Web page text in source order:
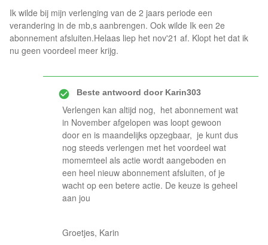
Ik wilde bij mijn verlenging van de 2 jaars periode een
verandering in de mb,s aanbrengen. Ook wilde Ik een 2e
abonnement afsluiten.Helaas liep het nov'21 af. Klopt het dat ik
nu geen voordeel meer krijg.
Beste antwoord doorKarin303
Verlengen kan altijd nog, het abonnement wat
in November afgelopen was loopt gewoon
door en is maandelijks opzegbaar, je kunt dus
nog steeds verlengen met het voordeel wat
momemteel als actie wordt aangeboden en
een heel nieuw abonnement afsluiten, of je
wacht op een betere actie. De keuze is geheel
aan jou
Groetjes, Karin